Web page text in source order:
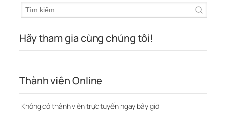
Hãy tham gia cùng chúng tôi!
Thành viên Online
Không có thành viên trực tuyến ngay bây giờ